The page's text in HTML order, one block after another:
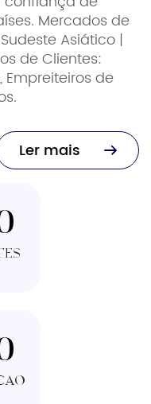
Mercados de
Asiático |
de Clientes:
Empreiteiros de
Ler mais